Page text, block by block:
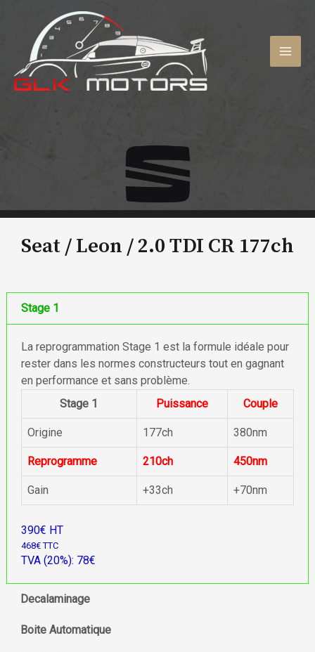
contenu
Seat / Leon /2.0 TDI CR 177ch
Stage 1
La reprogrammation Stage 1 est la formule idéale pour
rester dans les normes constructeurs tout en gagnant
en performance et sans problème.
Stage 1
Puissance Couple
Origine 177ch 380nm
Reprogramme 210ch 450nm
Gain +33ch +70nm
390€ HT
468€ TTC
TVA (20%): 78€
Decalaminage
Boite Automatique